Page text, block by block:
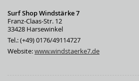
Surf Shop Windstärke 7
Franz-Claas-Str. 12
33428 Harsewinkel
Tel.: (+49) 0176/49114727
Website:www.windstaerke7.de